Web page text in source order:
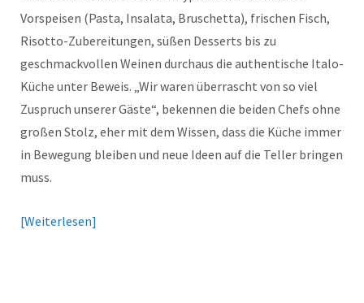
Vorspeisen (Pasta, Insalata, Bruschetta), frischen Fisch,
Risotto-Zubereitungen, süßen Desserts bis zu
geschmackvollen Weinen durchaus die authentische Italo-
Küche unter Beweis. „Wir waren überrascht von so viel
Zuspruch unserer Gäste“, bekennen die beiden Chefs ohne
großen Stolz, eher mit dem Wissen, dass die Küche immer
in Bewegung bleiben und neue Ideen auf die Teller bringen
muss.
Weiterlesen